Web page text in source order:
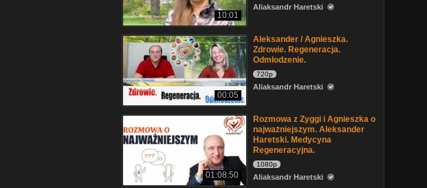
10:01
Aliaksandr Haretski
00:05
Aleksander / Agnieszka.
Zdrowie. Regeneracja.
Odmłodzenie.
720p
Aliaksandr Haretski
01:08:50
Rozmowa z Zyggi i Agnieszka o
najważniejszym. Aleksander
Haretski. Medycyna
Regeneracyjna.
1080p
Aliaksandr Haretski